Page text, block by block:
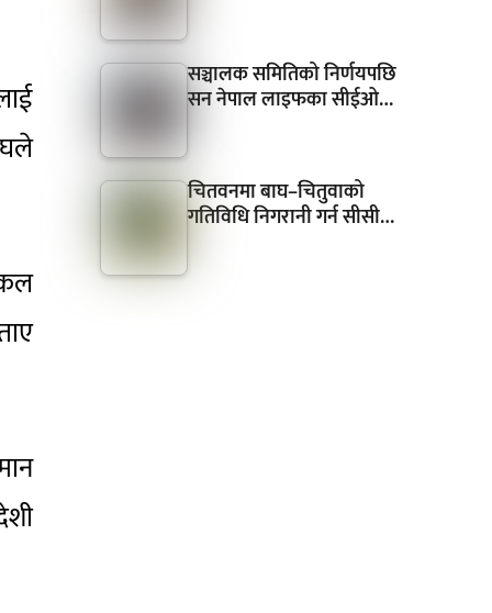
सञ्चालक समितिको निर्णयपछि
सन नेपाल लाइफका सीईओ…
चितवनमा बाघ–चितुवाको
गतिविधि निगरानी गर्न सीसी…